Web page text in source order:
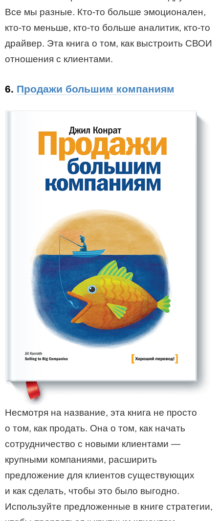
Все мы разные. Кто-то больше эмоционален,
кто-то меньше, кто-то больше аналитик, кто-то
драйвер. Эта книга о том, как выстроить СВОИ
отношения с клиентами.
6. Продажи большим компаниям
Несмотря на название, эта книга не просто
о том, как продать. Она о том, как начать
сотрудничество с новыми клиентами —
крупными компаниями, расширить
предложение для клиентов существующих
и как сделать, чтобы это было выгодно.
Используйте предложенные в книге стратегии,